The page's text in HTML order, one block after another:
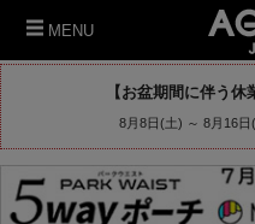
MENU
【お盆期間に伴う休
8月8日(土) ～ 8月16日